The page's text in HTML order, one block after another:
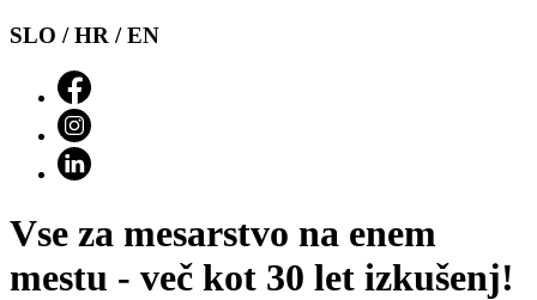
SLO / HR / EN
Vse za mesarstvo na enem
mestu - več kot 30 let izkušenj!